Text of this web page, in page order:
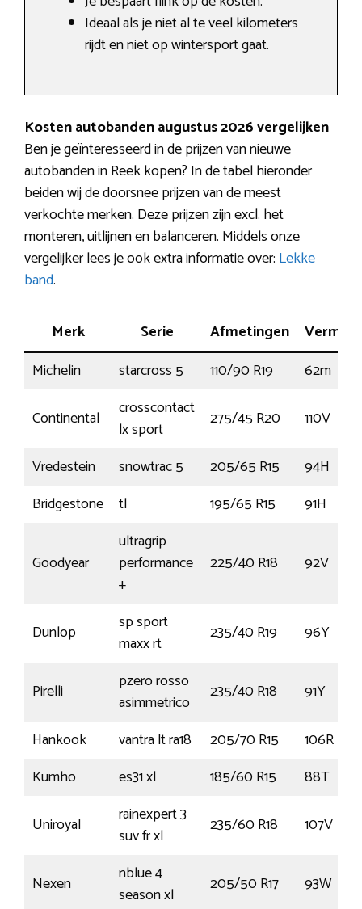
Ideaal als je niet al te veel kilometers
rijdt en niet op wintersport gaat.
Kosten autobanden augustus 2026 vergelijken
Ben je geïnteresseerd in de prijzen van nieuwe
autobanden in Reek kopen? In de tabel hieronder
beiden wij de doorsnee prijzen van de meest
verkochte merken. Deze prijzen zijn excl. het
monteren, uitlijnen en balanceren. Middels onze
vergelijker lees je ook extra informatie over: Lekke
band.
Merk Serie Afmetingen
Michelin
starcross 5 110/90 R19
62m
Continental
crosscontact
lx sport
275/45 R20
110V
Vredestein
snowtrac 5 205/65 R15
94H
Bridgestone
tl 195/65 R15 91H
Goodyear
ultragrip
performance
+
225/40 R18 92V
Dunlop
sp sport
maxx rt
235/40 R19 96Y
Pirelli
pzero rosso
asimmetrico
235/40 R18
91Y
Hankook
vantra lt ra18 205/70 R15
106R
Kumho
es31 xl 185/60 R15
88T
Uniroyal
rainexpert 3
suv fr xl
235/60 R18 107V
Nexen
nblue 4
season xl
205/50 R17
93W